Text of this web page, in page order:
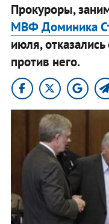
Прокуроры,
МВФ Доминика
июля,
против него.